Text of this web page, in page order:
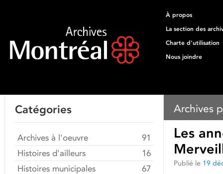
À propos
La section des
Charte d'utilisation
Nous joindre
Archives
Les
Publié le 19
Catégories
Archives à l'oeuvre
91
Histoires d'ailleurs
16
Histoires municipales
67